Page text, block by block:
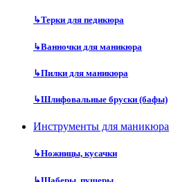
↳Терки для педикюра
↳Ванночки для маникюра
↳Пилки для маникюра
↳Шлифовальные бруски (бафы)
Инструменты для маникюра
↳Ножницы, кусачки